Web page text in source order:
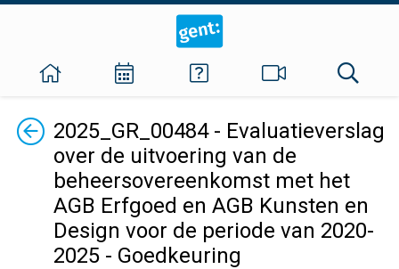
Terug2025_GR_00484 - Evaluatieverslag
over de uitvoering van de
beheersovereenkomst met het
AGB Erfgoed en AGB Kunsten en
Design voor de periode van 2020-
2025 - Goedkeuring